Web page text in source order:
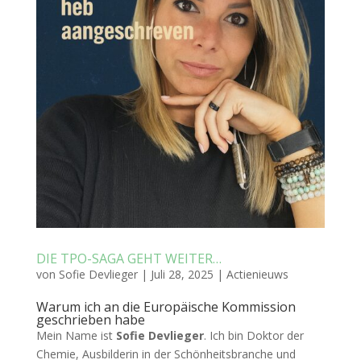
DIE TPO-SAGA GEHT WEITER…
von Sofie Devlieger| Juli 28, 2025 | Actienieuws
Warum ich an die Europäische Kommission
geschrieben habe
Mein Name ist Sofie Devlieger. Ich bin Doktor der
Chemie, Ausbilderin in der Schönheitsbranche und